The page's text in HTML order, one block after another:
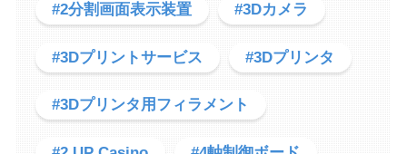
#2分割画面表示装置 #3Dカメラ
#3Dプリントサービス #3Dプリンタ
#3Dプリンタ用フィラメント